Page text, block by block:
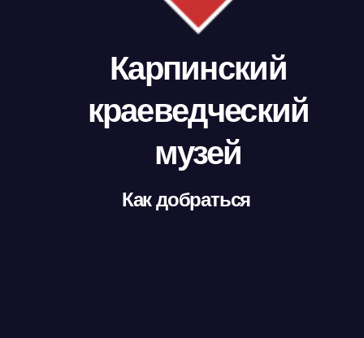
Карпинский
краеведческий
музей
Как добраться